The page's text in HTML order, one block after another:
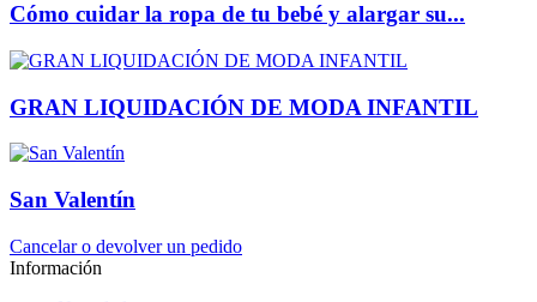
Cómo cuidar la ropa de tu bebé y alargar su...
GRAN LIQUIDACIÓN DE MODA INFANTIL
San Valentín
Cancelar o devolver un pedido
Información